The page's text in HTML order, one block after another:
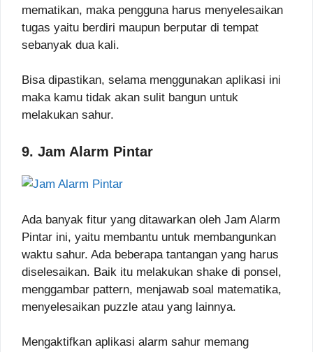
mematikan, maka pengguna harus menyelesaikan
tugas yaitu berdiri maupun berputar di tempat
sebanyak dua kali.
Bisa dipastikan, selama menggunakan aplikasi ini
maka kamu tidak akan sulit bangun untuk
melakukan sahur.
9. Jam Alarm Pintar
Ada banyak fitur yang ditawarkan oleh Jam Alarm
Pintar ini, yaitu membantu untuk membangunkan
waktu sahur. Ada beberapa tantangan yang harus
diselesaikan. Baik itu melakukan shake di ponsel,
menggambar pattern, menjawab soal matematika,
menyelesaikan puzzle atau yang lainnya.
Mengaktifkan aplikasi alarm sahur memang